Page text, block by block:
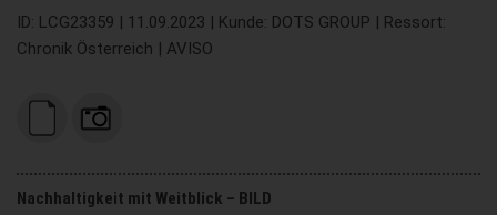
ID: LCG23359 | 11.09.2023 | Kunde: DOTS GROUP | Ressort:
Chronik Österreich | AVISO
Nachhaltigkeit mit Weitblick – BILD